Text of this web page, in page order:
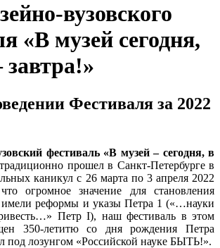
вузовского
«В музей сегодня,
завтра!»
Фестиваля за 2022
фестиваль «В музей – сегодня, в
традиционно прошел в Санкт-Петербурге в
каникул с 26 марта по 3 апреля 2022
огромное значение для становления
имели реформы и указы Петра 1 («…науки
Петр I), наш фестиваль в этом
350-летитю со дня рождения Петра
под лозунгом «Российской науке БЫТЬ!».